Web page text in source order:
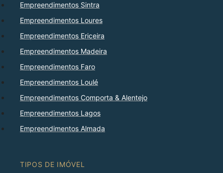
Empreendimentos Sintra
Empreendimentos Loures
Empreendimentos Ericeira
Empreendimentos Madeira
Empreendimentos Faro
Empreendimentos Loulé
Empreendimentos Comporta & Alentejo
Empreendimentos Lagos
Empreendimentos Almada
TIPOS DE IMÓVEL